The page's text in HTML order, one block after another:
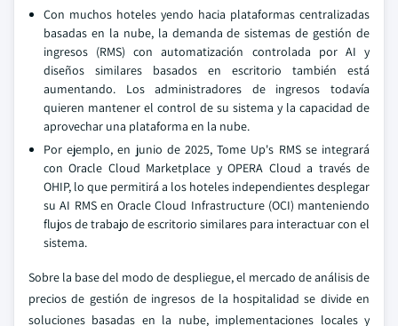
Con muchos hoteles yendo hacia plataformas centralizadas
basadas en la nube, la demanda de sistemas de gestión de
ingresos (RMS) con automatización controlada por AI y
diseños similares basados en escritorio también está
aumentando. Los administradores de ingresos todavía
quieren mantener el control de su sistema y la capacidad de
aprovechar una plataforma en la nube.
Por ejemplo, en junio de 2025, Tome Up's RMS se integrará
con Oracle Cloud Marketplace y OPERA Cloud a través de
OHIP, lo que permitirá a los hoteles independientes desplegar
su AI RMS en Oracle Cloud Infrastructure (OCI) manteniendo
flujos de trabajo de escritorio similares para interactuar con el
sistema.
Sobre la base del modo de despliegue, el mercado de análisis de
precios de gestión de ingresos de la hospitalidad se divide en
soluciones basadas en la nube, implementaciones locales y